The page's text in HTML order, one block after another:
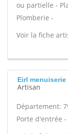
ou partielle -
Plomberie -
Voir la fiche
Eirl
Artisan
Département:
Porte d'entrée -